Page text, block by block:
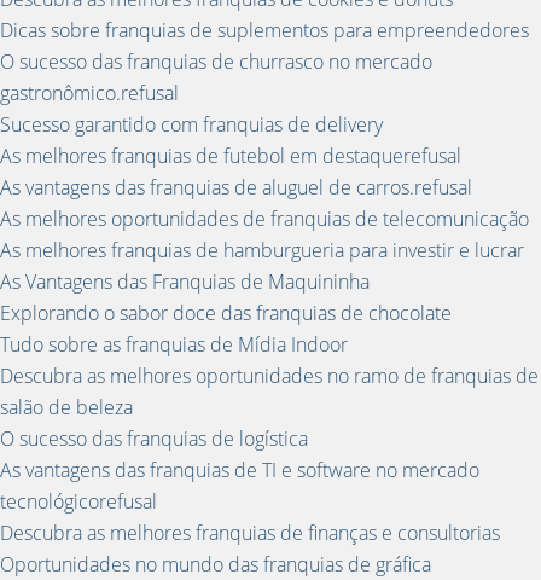
Dicas sobre franquias de suplementos para empreendedores
O sucesso das franquias de churrasco no mercado
gastronômico.refusal
Sucesso garantido com franquias de delivery
As melhores franquias de futebol em destaquerefusal
As vantagens das franquias de aluguel de carros.refusal
As melhores oportunidades de franquias de telecomunicação
As melhores franquias de hamburgueria para investir e lucrar
As Vantagens das Franquias de Maquininha
Explorando o sabor doce das franquias de chocolate
Tudo sobre as franquias de Mídia Indoor
Descubra as melhores oportunidades no ramo de franquias de
salão de beleza
O sucesso das franquias de logística
As vantagens das franquias de TI e software no mercado
tecnológicorefusal
Descubra as melhores franquias de finanças e consultorias
Oportunidades no mundo das franquias de gráfica